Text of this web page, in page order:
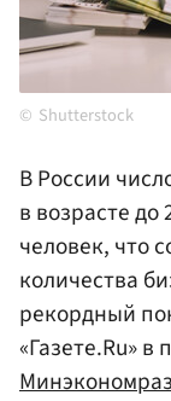
Shutterstock
В России
в возрасте
человек, что
количества
рекордный
«Газете.Ru» в